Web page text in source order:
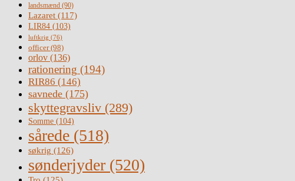
landsmænd (90)
Lazaret (117)
LIR84 (103)
luftkrig (76)
officer(98)
orlov (136)
rationering (194)
RIR86 (146)
savnede (175)
skyttegravsliv (289)
Somme (104)
sårede (518)
søkrig (126)
sønderjyder (520)